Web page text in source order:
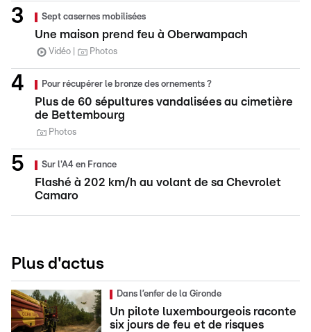
Sept casernes mobilisées
Une maison prend feu à Oberwampach
Vidéo Photos
Pour récupérer le bronze des ornements ?
Plus de 60 sépultures vandalisées au cimetière
de Bettembourg
Photos
Sur l'A4 en France
Flashé à 202 km/h au volant de sa Chevrolet
Camaro
Plus d'actus
Dans l’enfer de la Gironde
Un pilote luxembourgeois raconte
six jours de feu et de risques